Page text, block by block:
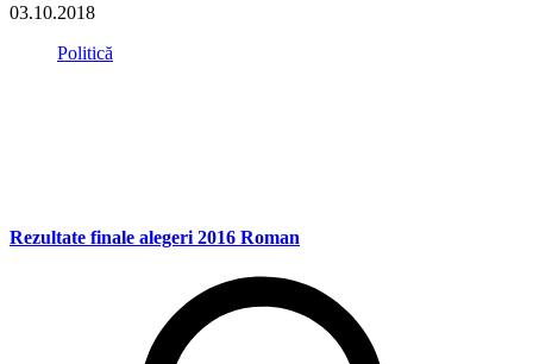
03.10.2018
Politică
Rezultate finale alegeri 2016 Roman